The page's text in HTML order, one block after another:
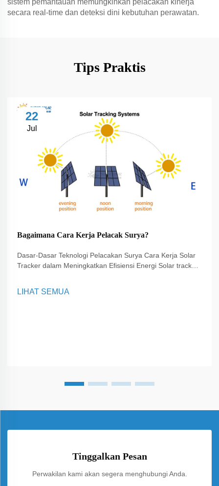
sistem pemantauan memungkinkan pelacakan kinerja
secara real-time dan deteksi dini kebutuhan perawatan.
Tips Praktis
22
Jul
Bagaimana Cara Kerja Pelacak Surya?
Dasar-Dasar Teknologi Pelacakan Surya Cara Kerja Solar
Tracker dalam Meningkatkan Efisiensi Energi Solar tracker
orientasi panel surya sepanjang hari...
LIHAT SEMUA
Tinggalkan Pesan
Perwakilan kami akan segera menghubungi Anda.